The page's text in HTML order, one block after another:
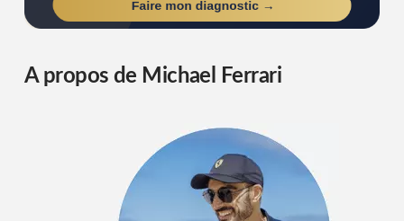
A propos de Michael Ferrari